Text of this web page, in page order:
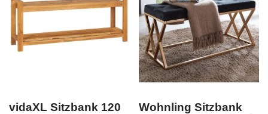
vidaXL Sitzbank 120
Wohnling Sitzbank